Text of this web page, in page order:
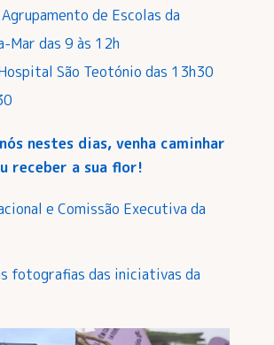
de Escolas da
Mar das 9 às 12h
São Teotónio das 13h30
nestes dias, venha caminhar
receber a sua flor!
e Comissão Executiva da
fotografias das iniciativas da